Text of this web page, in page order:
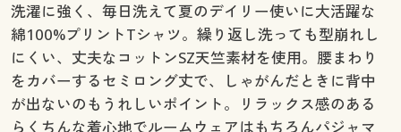
洗濯に強く、毎日洗えて夏のデイリー使いに大活躍な
綿100%プリントTシャツ。繰り返し洗っても型崩れし
にくい、丈夫なコットンSZ天竺素材を使用。腰まわり
をカバーするセミロング丈で、しゃがんだときに背中
が出ないのもうれしいポイント。リラックス感のある
らくちんな着心地でルームウェアはもちろんパジャマ